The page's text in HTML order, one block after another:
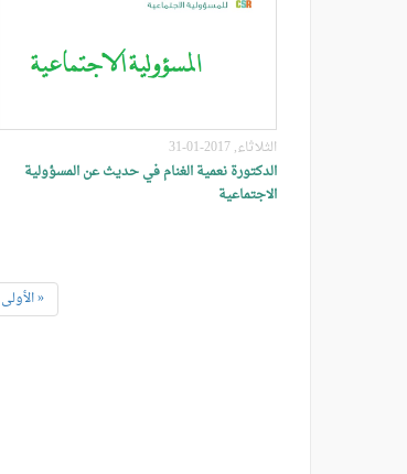
الثلاثاء, 2017-01-31
الدكتورة نعمية الغنام في حديث عن المسؤولية
الاجتماعية
« الأولى